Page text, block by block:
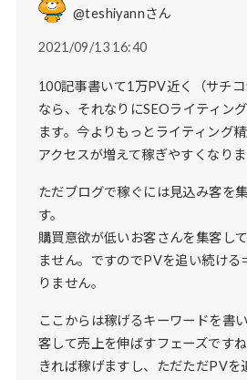
@teshiyannさん
2021/09/13 16:40
100記事書いて1万PV近く（サチ
なら、それなりにSEOライティン
ます。今よりもっとライティング
アクセスが増えて稼ぎやすくなりま
ただブログで稼ぐには見込み客を
す。
購買意欲が低いお客さんを集客し
ません。ですのでPVを追い続ける
りません。
ここからは稼げるキーワードを書
客して売上を伸ばすフェーズです
きれば稼げますし、ただただPVを